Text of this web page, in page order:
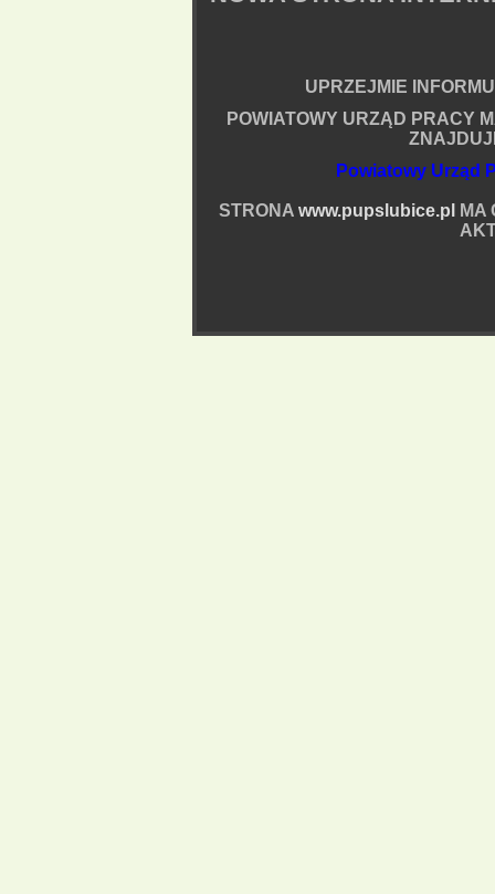
UPRZEJMIE
POWIATOWY URZĄD PRACY
Powiatowy Urząd
STRONA www.pupslubice.pl
MA